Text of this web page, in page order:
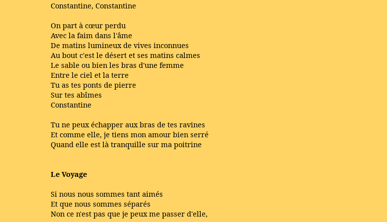
Constantine, Constantine
On part à cœur perdu
Avec la faim dans l'âme
De matins lumineux de vives inconnues
Au bout c'est le désert et ses matins calmes
Le sable ou bien les bras d'une femme
Entre le ciel et la terre
Tu as tes ponts de pierre
Sur tes abîmes
Constantine
Tu ne peux échapper aux bras de tes ravines
Et comme elle, je tiens mon amour bien serré
Quand elle est là tranquille sur ma poitrine
Le Voyage
Si nous nous sommes tant aimés
Et que nous sommes séparés
Non ce n'est pas que je peux me passer d'elle,